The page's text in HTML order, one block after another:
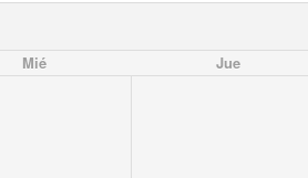
Mié Jue